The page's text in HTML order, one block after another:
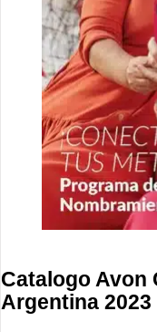
Catalogo Avon
Argentina 2023